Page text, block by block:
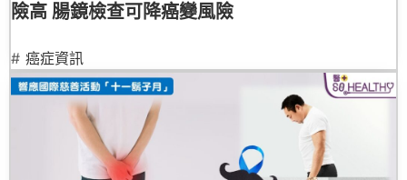
險高 腸鏡檢查可降癌變風險
# 癌症資訊